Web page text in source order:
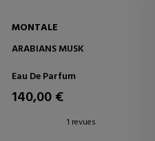
MONTALE
ARABIANS MUSK
Eau De Parfum
140,00 €
1 revues